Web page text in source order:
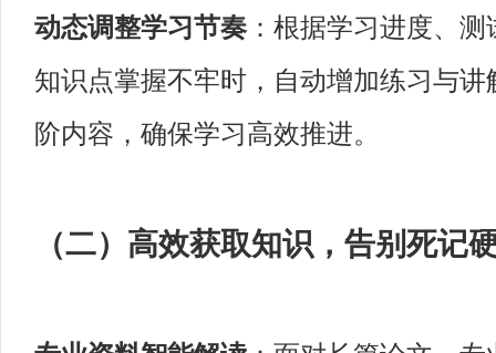
动态调整学习节奏：根据学习进度、
知识点掌握不牢时，自动增加练习与
阶内容，确保学习高效推进。
（二）高效获取知识，告别死记